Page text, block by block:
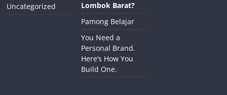
Uncategorized
Lombok Barat?
Pamong Belajar
You Need a
Personal Brand.
Here’s How You
Build One.